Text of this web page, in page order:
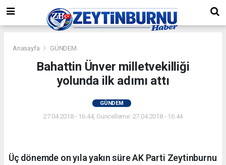
Anasayfa GÜNDEM
Bahattin Ünver milletvekilliği
yolunda ilk adımı attı
GÜNDEM
27.04.2018 - 16:44, Güncelleme: 27.04.2018 - 16:44
Üç dönemde on yıla yakın süre AK Parti Zeytinburnu